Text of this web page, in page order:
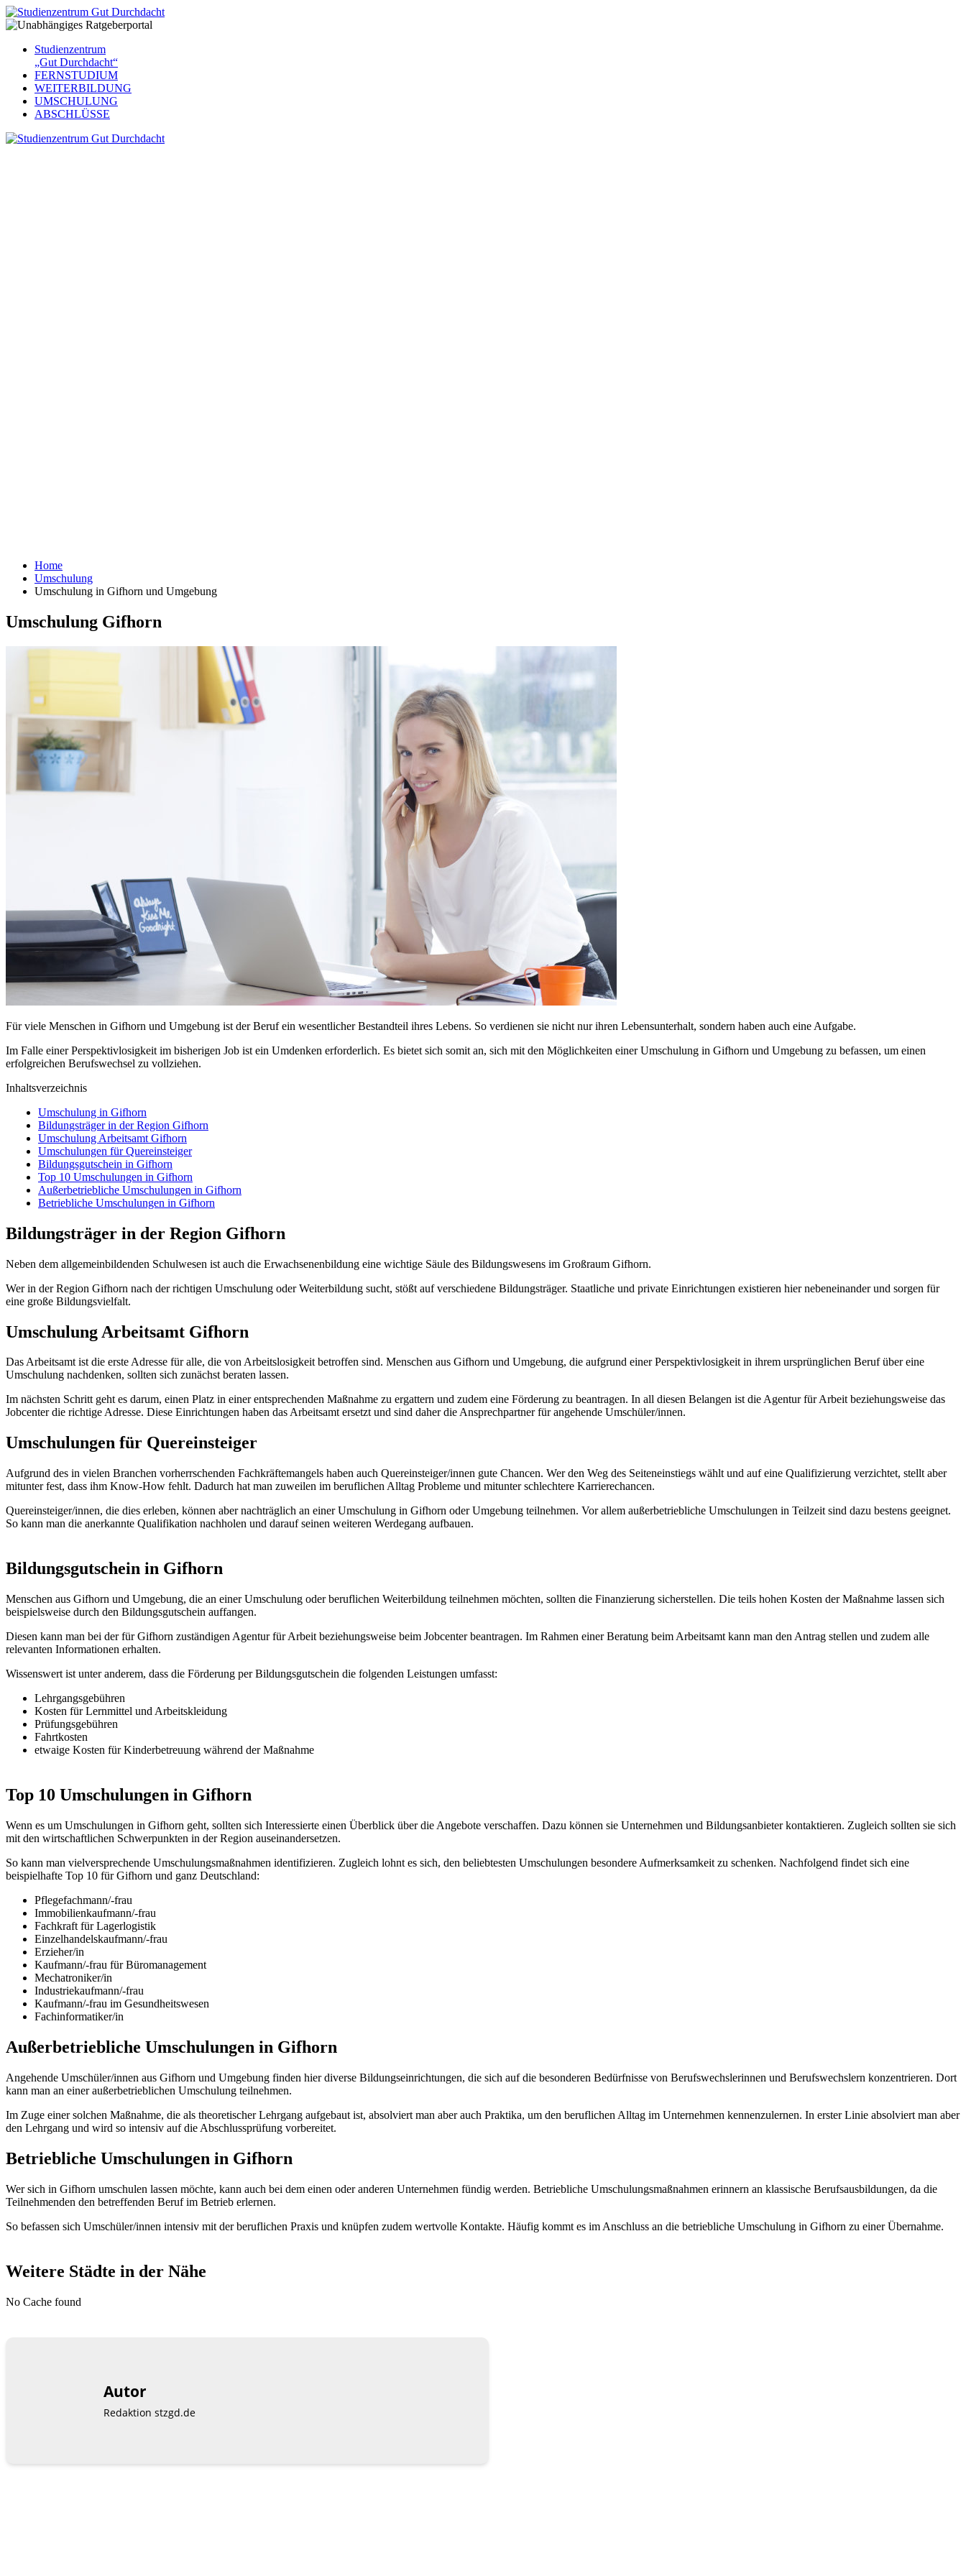
Studienzentrum
„Gut Durchdacht“
FERNSTUDIUM
WEITERBILDUNG
UMSCHULUNG
ABSCHLÜSSE
Home
Umschulung
Umschulung in Gifhorn und Umgebung
Umschulung Gifhorn
Für viele Menschen in Gifhorn und Umgebung ist der Beruf ein wesentlicher Bestandteil ihres Lebens. So verdienen sie nicht nur ihren Lebensunterhalt, sondern haben auch eine Aufgabe.
Im Falle einer Perspektivlosigkeit im bisherigen Job ist ein Umdenken erforderlich. Es bietet sich somit an, sich mit den Möglichkeiten einer Umschulung in Gifhorn und Umgebung zu befassen, um einen
erfolgreichen Berufswechsel zu vollziehen.
Inhaltsverzeichnis
Umschulung in Gifhorn
Bildungsträger in der Region Gifhorn
Umschulung Arbeitsamt Gifhorn
Umschulungen für Quereinsteiger
Bildungsgutschein in Gifhorn
Top 10 Umschulungen in Gifhorn
Außerbetriebliche Umschulungen in Gifhorn
Betriebliche Umschulungen in Gifhorn
Bildungsträger in der Region Gifhorn
Neben dem allgemeinbildenden Schulwesen ist auch die Erwachsenenbildung eine wichtige Säule des Bildungswesens im Großraum Gifhorn.
Wer in der Region Gifhorn nach der richtigen Umschulung oder Weiterbildung sucht, stößt auf verschiedene Bildungsträger. Staatliche und private Einrichtungen existieren hier nebeneinander und sorgen für
eine große Bildungsvielfalt.
Umschulung Arbeitsamt Gifhorn
Das Arbeitsamt ist die erste Adresse für alle, die von Arbeitslosigkeit betroffen sind. Menschen aus Gifhorn und Umgebung, die aufgrund einer Perspektivlosigkeit in ihrem ursprünglichen Beruf über eine
Umschulung nachdenken, sollten sich zunächst beraten lassen.
Im nächsten Schritt geht es darum, einen Platz in einer entsprechenden Maßnahme zu ergattern und zudem eine Förderung zu beantragen. In all diesen Belangen ist die Agentur für Arbeit beziehungsweise das
Jobcenter die richtige Adresse. Diese Einrichtungen haben das Arbeitsamt ersetzt und sind daher die Ansprechpartner für angehende Umschüler/innen.
Umschulungen für Quereinsteiger
Aufgrund des in vielen Branchen vorherrschenden Fachkräftemangels haben auch Quereinsteiger/innen gute Chancen. Wer den Weg des Seiteneinstiegs wählt und auf eine Qualifizierung verzichtet, stellt aber
mitunter fest, dass ihm Know-How fehlt. Dadurch hat man zuweilen im beruflichen Alltag Probleme und mitunter schlechtere Karrierechancen.
Quereinsteiger/innen, die dies erleben, können aber nachträglich an einer Umschulung in Gifhorn oder Umgebung teilnehmen. Vor allem außerbetriebliche Umschulungen in Teilzeit sind dazu bestens geeignet.
So kann man die anerkannte Qualifikation nachholen und darauf seinen weiteren Werdegang aufbauen.
Bildungsgutschein in Gifhorn
Menschen aus Gifhorn und Umgebung, die an einer Umschulung oder beruflichen Weiterbildung teilnehmen möchten, sollten die Finanzierung sicherstellen. Die teils hohen Kosten der Maßnahme lassen sich
beispielsweise durch den Bildungsgutschein auffangen.
Diesen kann man bei der für Gifhorn zuständigen Agentur für Arbeit beziehungsweise beim Jobcenter beantragen. Im Rahmen einer Beratung beim Arbeitsamt kann man den Antrag stellen und zudem alle
relevanten Informationen erhalten.
Wissenswert ist unter anderem, dass die Förderung per Bildungsgutschein die folgenden Leistungen umfasst:
Lehrgangsgebühren
Kosten für Lernmittel und Arbeitskleidung
Prüfungsgebühren
Fahrtkosten
etwaige Kosten für Kinderbetreuung während der Maßnahme
Top 10 Umschulungen in Gifhorn
Wenn es um Umschulungen in Gifhorn geht, sollten sich Interessierte einen Überblick über die Angebote verschaffen. Dazu können sie Unternehmen und Bildungsanbieter kontaktieren. Zugleich sollten sie sich
mit den wirtschaftlichen Schwerpunkten in der Region auseinandersetzen.
So kann man vielversprechende Umschulungsmaßnahmen identifizieren. Zugleich lohnt es sich, den beliebtesten Umschulungen besondere Aufmerksamkeit zu schenken. Nachfolgend findet sich eine
beispielhafte Top 10 für Gifhorn und ganz Deutschland:
Pflegefachmann/-frau
Immobilienkaufmann/-frau
Fachkraft für Lagerlogistik
Einzelhandelskaufmann/-frau
Erzieher/in
Kaufmann/-frau für Büromanagement
Mechatroniker/in
Industriekaufmann/-frau
Kaufmann/-frau im Gesundheitswesen
Fachinformatiker/in
Außerbetriebliche Umschulungen in Gifhorn
Angehende Umschüler/innen aus Gifhorn und Umgebung finden hier diverse Bildungseinrichtungen, die sich auf die besonderen Bedürfnisse von Berufswechslerinnen und Berufswechslern konzentrieren. Dort
kann man an einer außerbetrieblichen Umschulung teilnehmen.
Im Zuge einer solchen Maßnahme, die als theoretischer Lehrgang aufgebaut ist, absolviert man aber auch Praktika, um den beruflichen Alltag im Unternehmen kennenzulernen. In erster Linie absolviert man aber
den Lehrgang und wird so intensiv auf die Abschlussprüfung vorbereitet.
Betriebliche Umschulungen in Gifhorn
Wer sich in Gifhorn umschulen lassen möchte, kann auch bei dem einen oder anderen Unternehmen fündig werden. Betriebliche Umschulungsmaßnahmen erinnern an klassische Berufsausbildungen, da die
Teilnehmenden den betreffenden Beruf im Betrieb erlernen.
So befassen sich Umschüler/innen intensiv mit der beruflichen Praxis und knüpfen zudem wertvolle Kontakte. Häufig kommt es im Anschluss an die betriebliche Umschulung in Gifhorn zu einer Übernahme.
Weitere Städte in der Nähe
No Cache found
Autor
Redaktion stzgd.de